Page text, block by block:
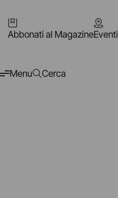
Abbonati al MagazineEventi
Menu Cerca